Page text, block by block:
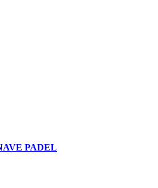
PADEL